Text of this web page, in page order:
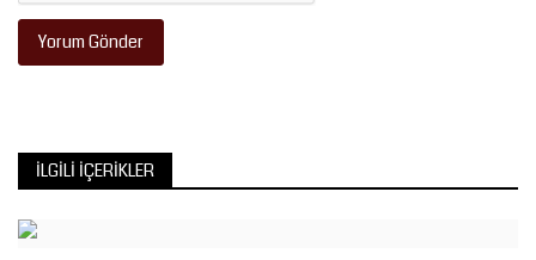
Yorum Gönder
İLGILI İÇERIKLER